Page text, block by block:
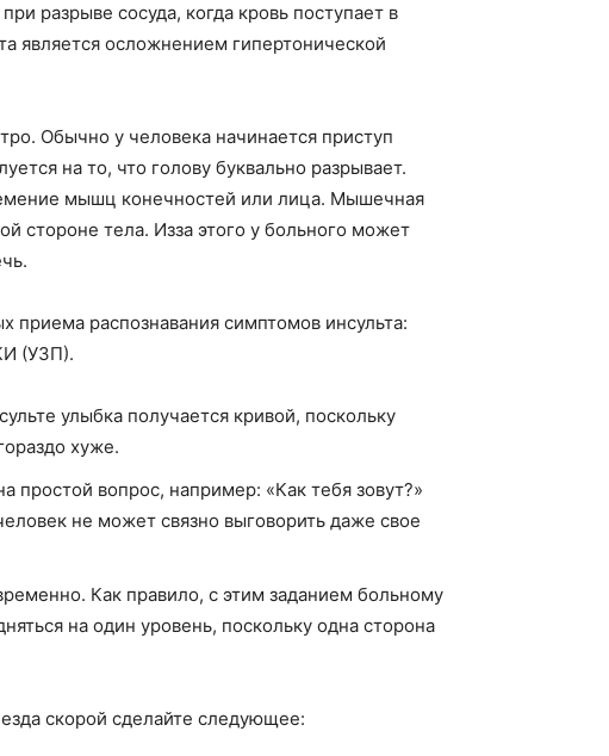
разрыве сосуда, когда кровь поступает в
является осложнением гипертонической
Обычно у человека начинается приступ
на то, что голову буквально разрывает.
мышц конечностей или лица. Мышечная
стороне тела. Из­за этого у больного может
приема распознавания симптомов инсульта:
(УЗП).
улыбка получается кривой, поскольку
хуже.
простой вопрос, например: «Как тебя зовут?»
не может связно выговорить даже свое
Как правило, с этим заданием больному
на один уровень, поскольку одна сторона
скорой сделайте следующее: